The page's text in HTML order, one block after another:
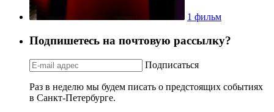
1 фильм
Подпишетесь на почтовую рассылку?
Подписаться
Раз в неделю мы будем писать о предстоящих событиях
в Санкт-Петербурге.